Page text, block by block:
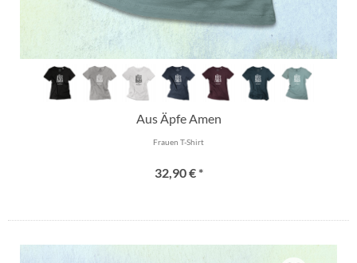
Aus Äpfe Amen
Frauen T-Shirt
32,90 € *